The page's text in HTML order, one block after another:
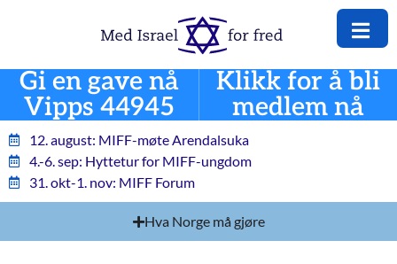
Gi en gave nå
Vipps 44945
Klikk for å bli
medlem nå
12. august: MIFF-møte Arendalsuka
4.-6. sep: Hyttetur for MIFF-ungdom
31. okt-1. nov: MIFF Forum
Hva Norge må gjøre